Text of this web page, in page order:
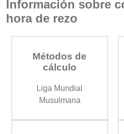
Información sobre
hora de rezo
Métodos de
cálculo
Liga Mundial
Musulmana